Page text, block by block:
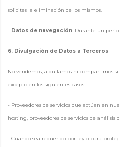
solicites la eliminación de los mismos.
- Datos de navegación: Durante un
6. Divulgación de Datos a Terceros
No vendemos, alquilamos ni compartimos
excepto en los siguientes casos:
- Proveedores de servicios que actúan en
hosting, proveedores de servicios de análisis
- Cuando sea requerido por ley o para